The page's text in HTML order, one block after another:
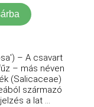
– A csavart
– más néven
(Salicaceae)
származó
a lat ...